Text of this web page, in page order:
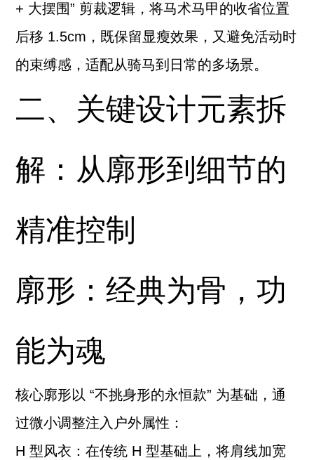
+ 大摆围” 剪裁逻辑，将马术马甲的收省位置
后移 1.5cm，既保留显瘦效果，又避免活动时
的束缚感，适配从骑马到日常的多场景。
二、关键设计元素拆
解：从廓形到细节的
精准控制
廓形：经典为骨，功
能为魂
核心廓形以 “不挑身形的永恒款” 为基础，通
过微小调整注入户外属性：
H 型风衣：在传统 H 型基础上，将肩线加宽